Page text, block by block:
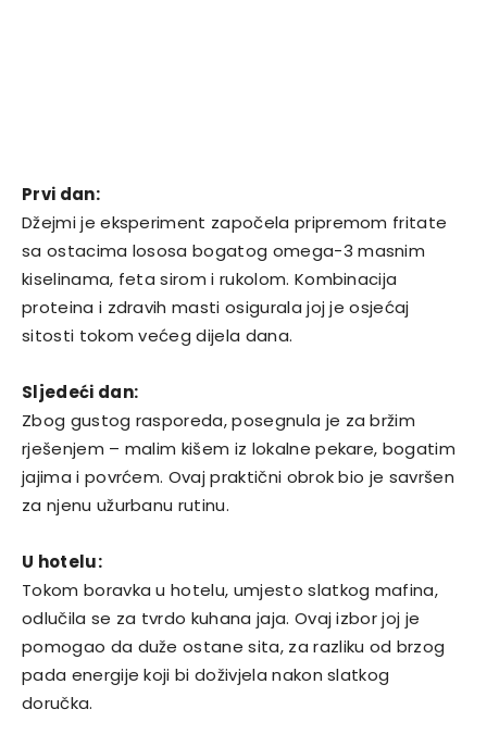
Prvi dan:
Džejmi je eksperiment započela pripremom fritate
sa ostacima lososa bogatog omega-3 masnim
kiselinama, feta sirom i rukolom. Kombinacija
proteina i zdravih masti osigurala joj je osjećaj
sitosti tokom većeg dijela dana.
Sljedeći dan:
Zbog gustog rasporeda, posegnula je za bržim
rješenjem – malim kišem iz lokalne pekare, bogatim
jajima i povrćem. Ovaj praktični obrok bio je savršen
za njenu užurbanu rutinu.
U hotelu:
Tokom boravka u hotelu, umjesto slatkog mafina,
odlučila se za tvrdo kuhana jaja. Ovaj izbor joj je
pomogao da duže ostane sita, za razliku od brzog
pada energije koji bi doživjela nakon slatkog
doručka.